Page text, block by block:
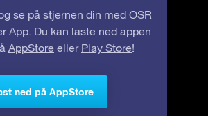
se på stjernen din med OSR
App. Du kan laste ned appen
AppStore eller Play Store!
ned på AppStore